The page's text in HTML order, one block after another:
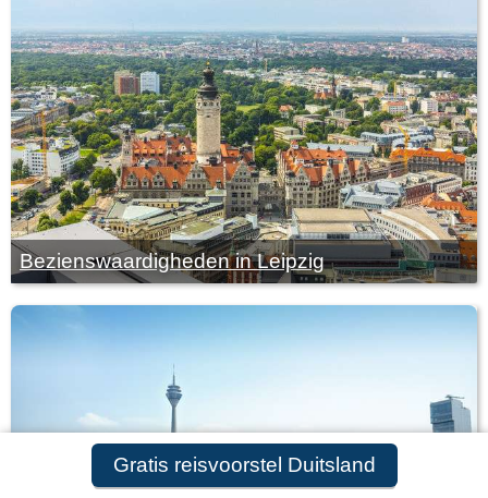
Gratis reisvoorstel Duitsland
Bezienswaardigheden in Leipzig